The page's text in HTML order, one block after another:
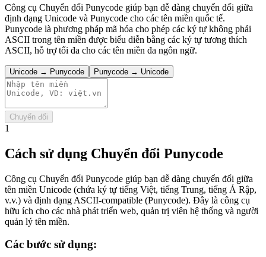
Công cụ Chuyển đổi Punycode giúp bạn dễ dàng chuyển đổi giữa
định dạng Unicode và Punycode cho các tên miền quốc tế.
Punycode là phương pháp mã hóa cho phép các ký tự không phải
ASCII trong tên miền được biểu diễn bằng các ký tự tương thích
ASCII, hỗ trợ tối đa cho các tên miền đa ngôn ngữ.
Unicode → Punycode Punycode → Unicode
Chuyển đổi
1
Cách sử dụng Chuyển đổi Punycode
Công cụ Chuyển đổi Punycode giúp bạn dễ dàng chuyển đổi giữa
tên miền Unicode (chứa ký tự tiếng Việt, tiếng Trung, tiếng Ả Rập,
v.v.) và định dạng ASCII-compatible (Punycode). Đây là công cụ
hữu ích cho các nhà phát triển web, quản trị viên hệ thống và người
quản lý tên miền.
Các bước sử dụng: